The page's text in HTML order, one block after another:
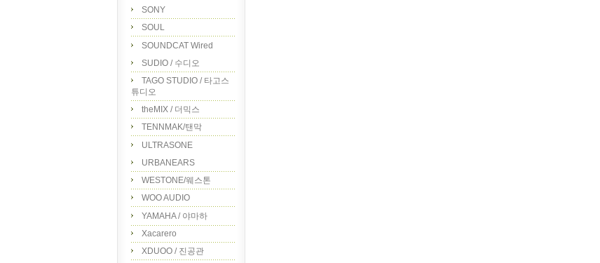
SONY
SOUL
SOUNDCAT Wired
SUDIO / 수디오
TAGO STUDIO / 타고스
튜디오
theMIX / 더믹스
TENNMAK/탠막
ULTRASONE
URBANEARS
WESTONE/웨스톤
WOO AUDIO
YAMAHA / 야마하
Xacarero
XDUOO / 진공관